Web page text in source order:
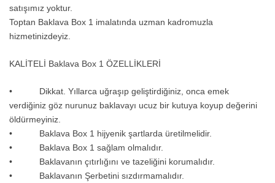
satışımız yoktur.
Toptan Baklava Box 1 imalatında uzman kadromuzla
hizmetinizdeyiz.
KALİTELİ Baklava Box 1 ÖZELLİKLERİ
• Dikkat. Yıllarca uğraşıp geliştirdiğiniz, onca emek
verdiğiniz göz nurunuz baklavayı ucuz bir kutuya koyup değerini
öldürmeyiniz.
• Baklava Box 1 hijyenik şartlarda üretilmelidir.
• Baklava Box 1 sağlam olmalıdır.
• Baklavanın çıtırlığını ve tazeliğini korumalıdır.
• Baklavanın Şerbetini sızdırmamalıdır.